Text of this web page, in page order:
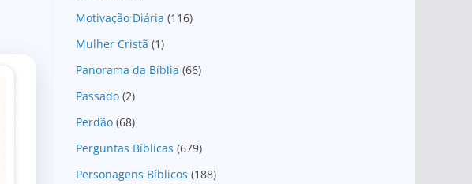
Motivação Diária (116)
Mulher Cristã (1)
Panorama da Bíblia (66)
Passado (2)
Perdão (68)
Perguntas Bíblicas (679)
Personagens Bíblicos (188)